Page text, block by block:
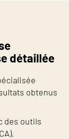
détaillée
obtenus
des outils